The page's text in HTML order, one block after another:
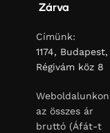
Zárva
Címünk:
1174, Budapest,
Régivám köz 8
Weboldalunkon
az összes ár
bruttó (Áfát-t